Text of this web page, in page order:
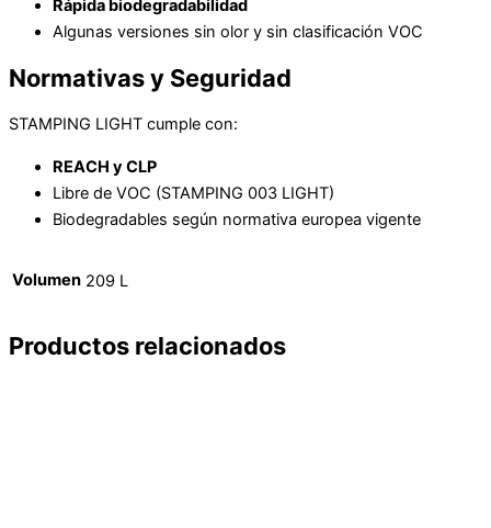
Rápida biodegradabilidad
Algunas versiones sin olor y sin clasificación VOC
Normativas y Seguridad
STAMPING LIGHT cumple con:
REACH y CLP
Libre de VOC (STAMPING 003 LIGHT)
Biodegradables según normativa europea vigente
Volumen 209 L
Productos relacionados